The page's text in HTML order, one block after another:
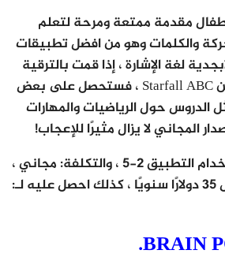
مقدمة ممتعة ومرحة لتعلم
والكلمات وهو من افضل تطبيقات
لغة الإشارة ، إذا قمت بالترقية
إلى الإصدار المدفوع من Starfall ABC ، ​​فستحصل على بعض
الدروس حول الرياضيات والمهارات
المجاني لا يزال مثيرًا للإعجاب!
الأعمار المناسبة لاستخدام التطبيق 2-5 ، والتكلفة: مجاني ،
مع خيار الترقية مقابل 35 دولارًا سنويًا ، كذلك احصل عليه لـ: